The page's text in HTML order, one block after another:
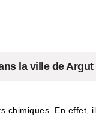
la ville de
En